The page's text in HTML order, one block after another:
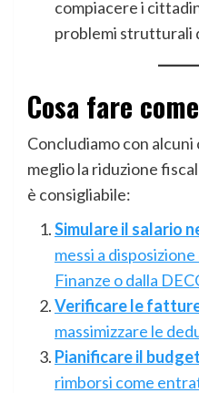
compiacere i
problemi strutturali
Cosa fare
Concludiamo con
meglio la riduzione
è consigliabile:
Simulare il salario
messi a
Finanze o dalla
Verificare le
massimizzare le
Pianificare il
rimborsi come